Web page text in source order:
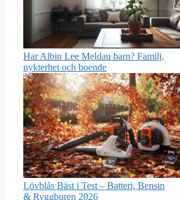
Har Albin Lee Meldau barn? Familj,
nykterhet och boende
Lövblås Bäst i Test – Batteri, Bensin
& Ryggburen 2026